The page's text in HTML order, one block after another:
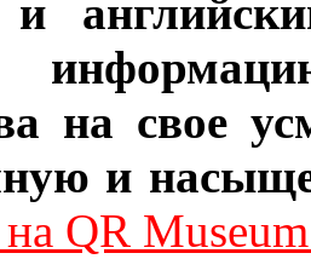
на свое
и
QR